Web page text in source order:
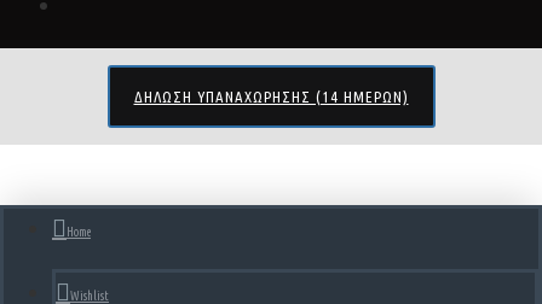
ΔΉΛΩΣΗ ΥΠΑΝΑΧΏΡΗΣΗΣ (14 ΗΜΕΡΏΝ)
Home
Wishlist